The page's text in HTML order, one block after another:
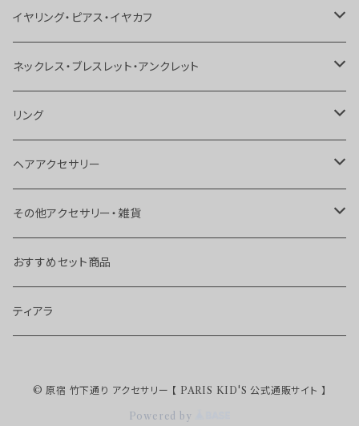
イヤリング・ピアス・イヤカフ
イヤリング
ピアス
イヤカフス
ボディピアス
ネックレス・ブレスレット・アンクレット
ネックレス
ブレスレット
アンクレット
チョーカー
リング
リング
トゥリング
ヘアアクセサリー
ヘアピン
ヘアゴム
ヘアクリップ
その他アクセサリー・雑貨
ブローチ
キーホルダー
おすすめセット商品
ティアラ
© 原宿 竹下通り アクセサリー 【 PARIS KID'S 公式通販サイト 】
Powered by